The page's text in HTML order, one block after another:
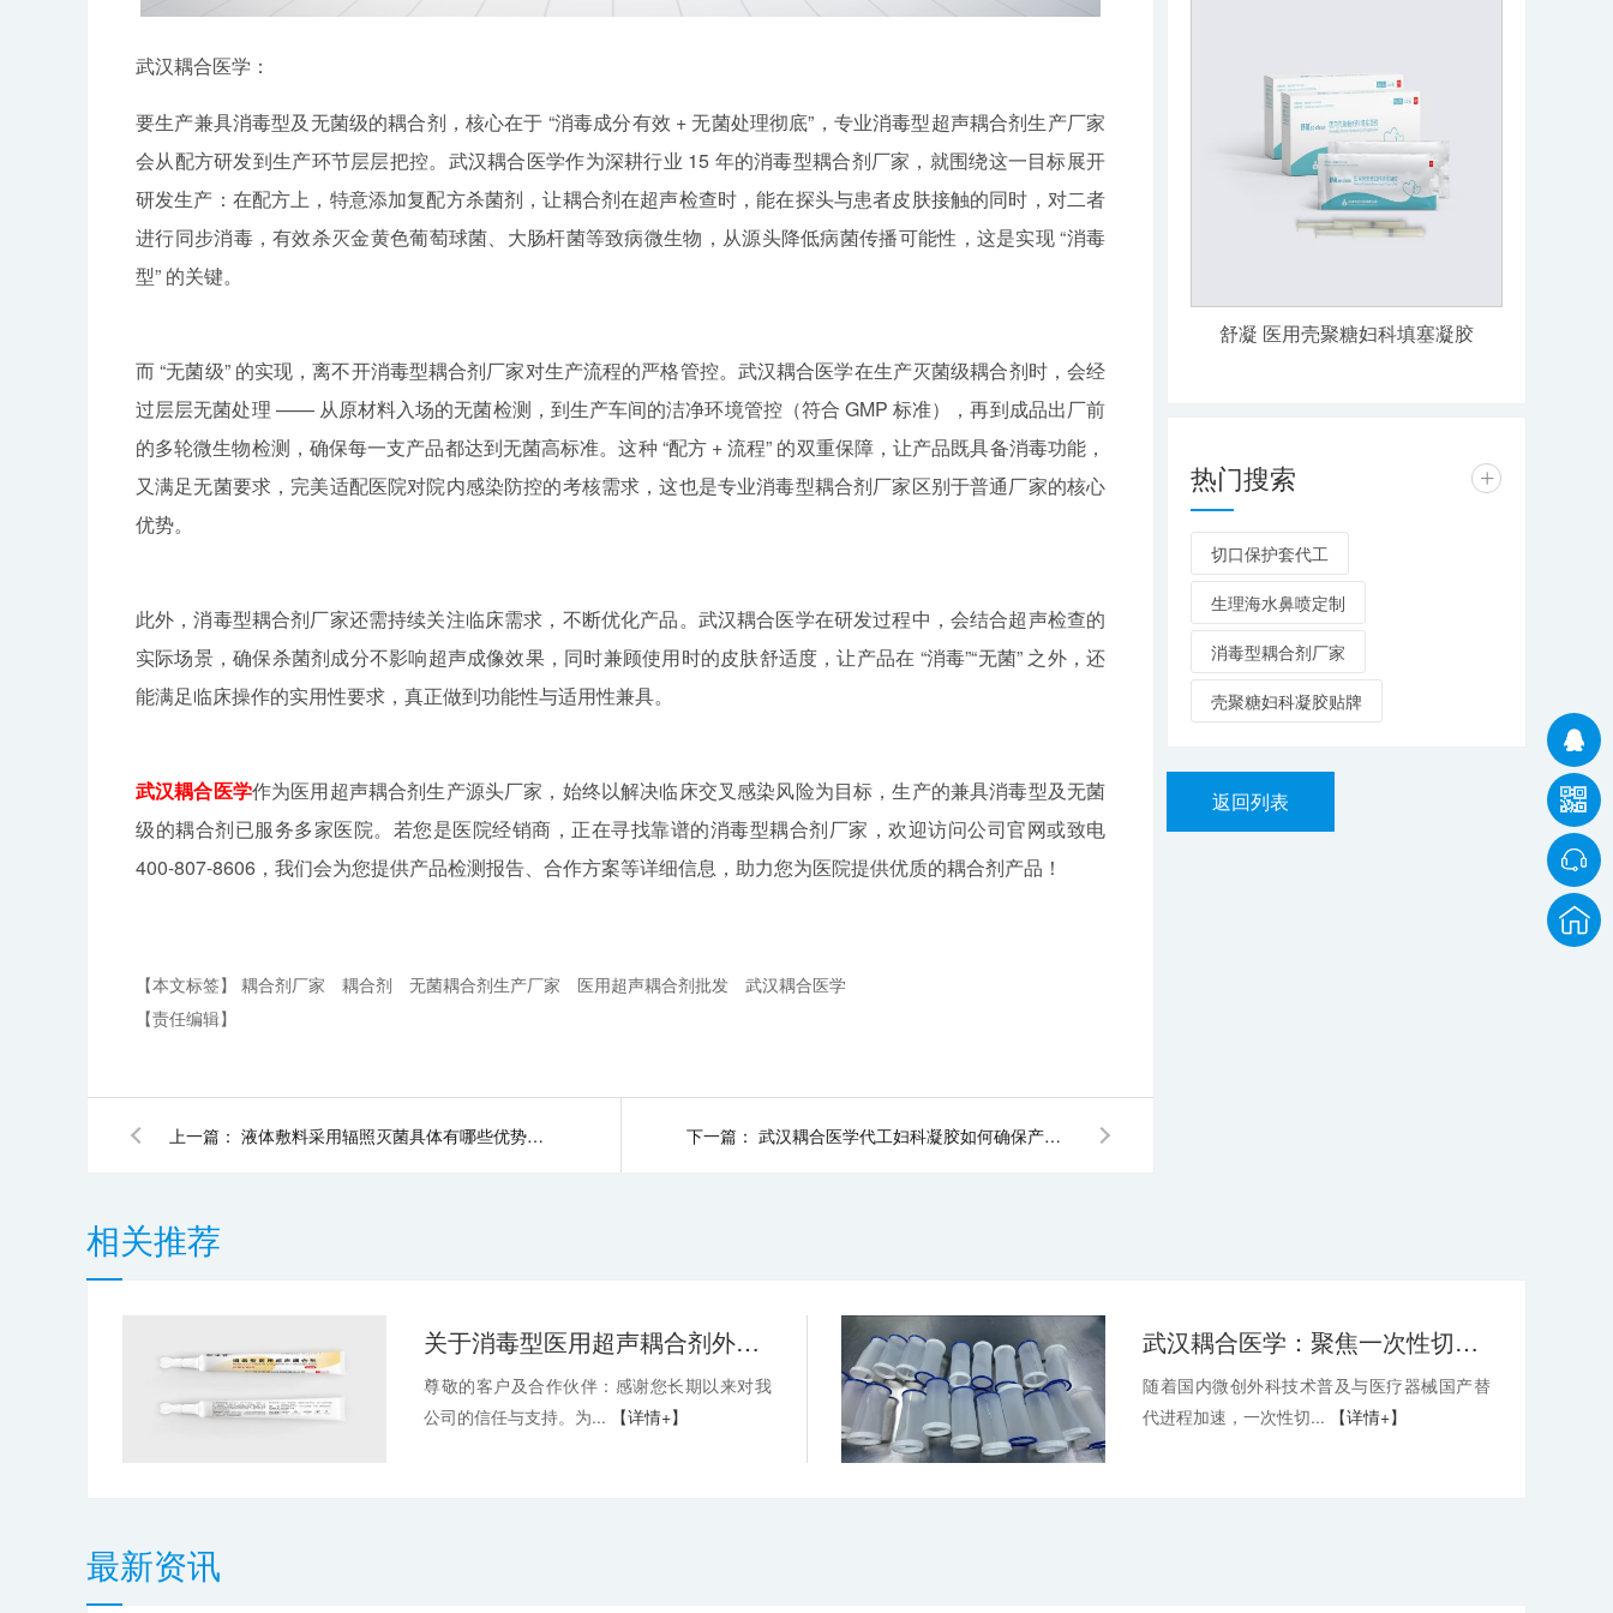
武汉耦合医学：
要生产兼具消毒型及无菌级的耦合剂，核心在于 “消毒成分有效 + 无菌处理彻底”，专业消毒型超声耦合剂生产厂家
会从配方研发到生产环节层层把控。武汉耦合医学作为深耕行业 15 年的消毒型耦合剂厂家，就围绕这一目标展开
研发生产：在配方上，特意添加复配方杀菌剂，让耦合剂在超声检查时，能在探头与患者皮肤接触的同时，对二者
进行同步消毒，有效杀灭金黄色葡萄球菌、大肠杆菌等致病微生物，从源头降低病菌传播可能性，这是实现 “消毒
型” 的关键。
而 “无菌级” 的实现，离不开消毒型耦合剂厂家对生产流程的严格管控。武汉耦合医学在生产灭菌级耦合剂时，会经
过层层无菌处理 —— 从原材料入场的无菌检测，到生产车间的洁净环境管控（符合 GMP 标准），再到成品出厂前
的多轮微生物检测，确保每一支产品都达到无菌高标准。这种 “配方 + 流程” 的双重保障，让产品既具备消毒功能，
又满足无菌要求，完美适配医院对院内感染防控的考核需求，这也是专业消毒型耦合剂厂家区别于普通厂家的核心
优势。
此外，消毒型耦合剂厂家还需持续关注临床需求，不断优化产品。武汉耦合医学在研发过程中，会结合超声检查的
实际场景，确保杀菌剂成分不影响超声成像效果，同时兼顾使用时的皮肤舒适度，让产品在 “消毒”“无菌” 之外，还
能满足临床操作的实用性要求，真正做到功能性与适用性兼具。
武汉耦合医学作为医用超声耦合剂生产源头厂家，始终以解决临床交叉感染风险为目标，生产的兼具消毒型及无菌
级的耦合剂已服务多家医院。若您是医院经销商，正在寻找靠谱的消毒型耦合剂厂家，欢迎访问公司官网或致电
400-807-8606，我们会为您提供产品检测报告、合作方案等详细信息，助力您为医院提供优质的耦合剂产品！
【本文标签】 耦合剂厂家 耦合剂 无菌耦合剂生产厂家 医用超声耦合剂批发
武汉耦合医学
【责任编辑】
上一篇： 液体敷料采用辐照灭菌具体有哪些优势？-武汉耦合医学 下一篇： 武汉耦合医学代工妇科凝胶如何确保产品质量？
舒凝 医用壳聚糖妇科填塞凝胶
热门搜索 +
切口保护套代工
生理海水鼻喷定制
消毒型耦合剂厂家
壳聚糖妇科凝胶贴牌
返回列表
相关推荐
关于消毒型医用超声耦合剂外包装装箱方式变更的通知-武汉耦合医学
尊敬的客户及合作伙伴：感谢您长期以来对我
公司的信任与支持。为...
【详情+】
武汉耦合医学：聚焦一次性切口保护套OEM，深耕微创耗材定制代工领域
随着国内微创外科技术普及与医疗器械国产替
代进程加速，一次性切...
【详情+】
最新资讯